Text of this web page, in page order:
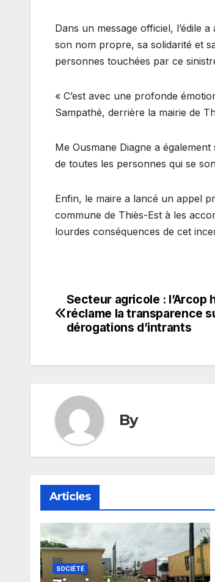
Dans un message officiel, l’édile
son nom propre, sa solidarité et
personnes touchées par ce
« C’est avec une profonde
Sampathé, derrière la mairie de
Me Ousmane Diagne a
de toutes les personnes qui se
Enfin, le maire a lancé un appel
commune de Thiès-Est à les
lourdes conséquences de cet
Navigation
de
Secteur agricole : l’Arcop
réclame la transparence
dérogations d’intrants
By
Articles
SOCIÉTÉ